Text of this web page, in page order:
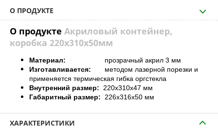
О ПРОДУКТЕ
О продукте Акриловый контейнер,
коробка 220х310х50мм
Материал: прозрачный акрил 3 мм
Изготавливается: методом лазерной порезки и
применяется термическая гибка оргстекла
Внутренний размер:
220x310x47 мм
Габаритный размер: 226x316x50 мм
ХАРАКТЕРИСТИКИ